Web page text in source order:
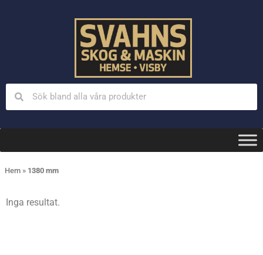
Hem » 1380 mm
Inga resultat.